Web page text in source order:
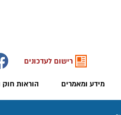
מידע ומאמרים הוראות חוק
רישום לעדכונים